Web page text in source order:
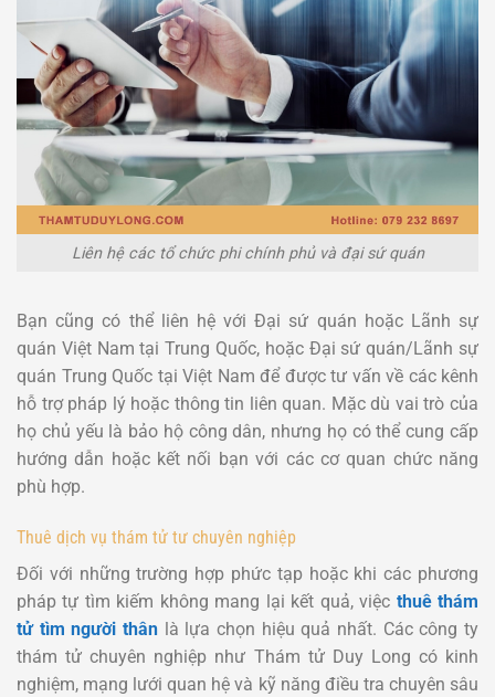
Liên hệ các tổ chức phi chính phủ và đại sứ quán
Bạn cũng có thể liên hệ với Đại sứ quán hoặc Lãnh sự
quán Việt Nam tại Trung Quốc, hoặc Đại sứ quán/Lãnh sự
quán Trung Quốc tại Việt Nam để được tư vấn về các kênh
hỗ trợ pháp lý hoặc thông tin liên quan. Mặc dù vai trò của
họ chủ yếu là bảo hộ công dân, nhưng họ có thể cung cấp
hướng dẫn hoặc kết nối bạn với các cơ quan chức năng
phù hợp.
Thuê dịch vụ thám tử tư chuyên nghiệp
Đối với những trường hợp phức tạp hoặc khi các phương
pháp tự tìm kiếm không mang lại kết quả, việc thuê thám
tử tìm người thân là lựa chọn hiệu quả nhất. Các công ty
thám tử chuyên nghiệp như Thám tử Duy Long có kinh
nghiệm, mạng lưới quan hệ và kỹ năng điều tra chuyên sâu